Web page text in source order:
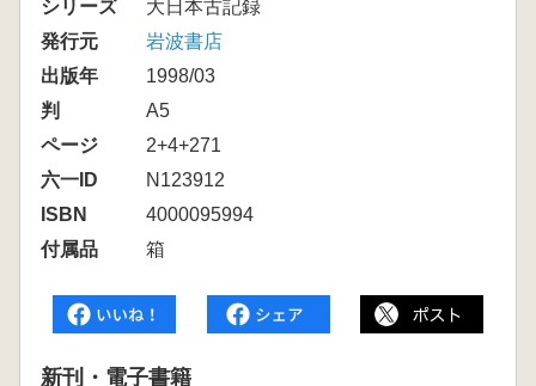
シリーズ
大日本古記録
発行元
岩波書店
出版年
1998/03
判
A5
ページ
2+4+271
六一ID
N123912
ISBN
4000095994
付属品
箱
新刊・電子書籍